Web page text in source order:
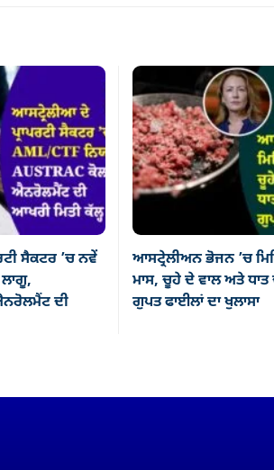
ਸੈਕਟਰ ’ਚ ਨਵੇਂ
ਦੀ
ਆਸਟ੍ਰੇਲੀਅਨ ਭੋਜਨ ’ਚ
ਮਾਸ, ਚੂਹੇ ਦੇ ਵਾਲ ਅਤੇ
ਗੁਪਤ ਫਾਈਲਾਂ ਦਾ ਖੁਲਾਸਾ